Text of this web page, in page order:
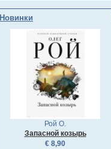
Новинки
Рой О.
Запасной козырь
€ 8,90